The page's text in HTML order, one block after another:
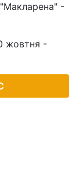
-
жовтня -